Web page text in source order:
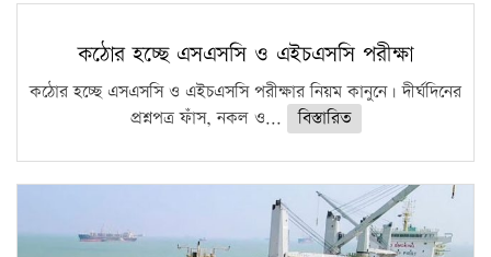
কঠোর হচ্ছে এসএসসি ও এইচএসসি পরীক্ষা
কঠোর হচ্ছে এসএসসি ও এইচএসসি পরীক্ষার নিয়ম কানুনে। দীর্ঘদিনের
প্রশ্নপত্র ফাঁস, নকল ও...
বিস্তারিত